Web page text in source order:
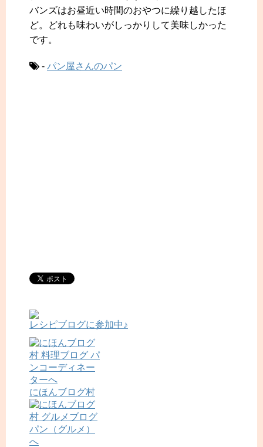
バンズはお昼近い時間のおやつに繰り越したほ
ど。どれも味わいがしっかりして美味しかった
です。
- パン屋さんのパン
レシピブログに参加中♪
にほんブログ村